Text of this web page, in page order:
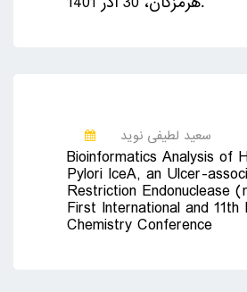
سعید لطیفی نوید
Bioinformatics Analysis of
Pylori IceA, an Ulcer-
Restriction Endonuclease
First International and 11th
Chemistry Conference